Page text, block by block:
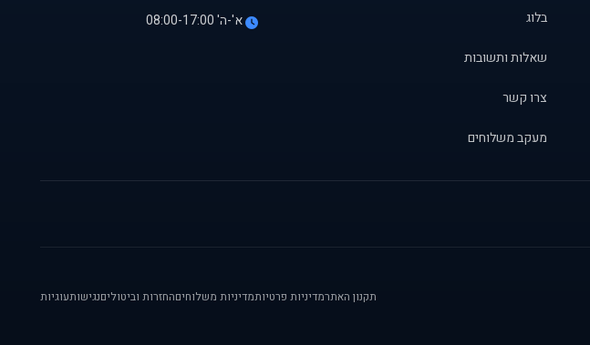
בלוג
שאלות ותשובות
צרו קשר
מעקב משלוחים
א'-ה' 08:00-17:00
תקנון האתרמדיניות פרטיותמדיניות משלוחיםהחזרות וביטוליםנגישותעוגיות